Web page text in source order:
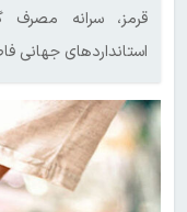
قرمز، سرانه
استانداردهای جهانی